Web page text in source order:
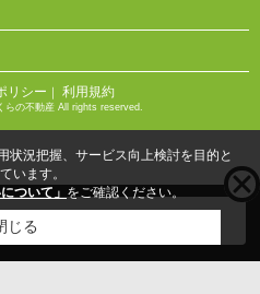
リシー ｜ 利用規約
らの不動産 All rights reserved.
にお勧めな物件
状況把握、サービス向上検討を目的と
います。
ついて」 をご確認ください。
じる